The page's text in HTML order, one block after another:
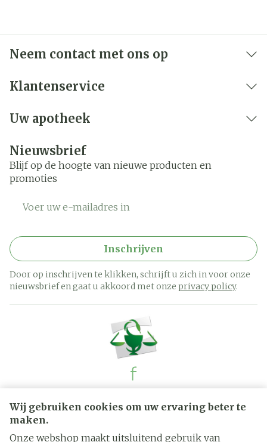
Wij gebruiken cookies om uw ervaring beter te
maken.
Onze webshop maakt uitsluitend gebruik van
Neem contact met ons op
Klantenservice
Uw apotheek
Nieuwsbrief
Blijf op de hoogte van nieuwe producten en
promoties
Inschrijven
Door op inschrijven te klikken, schrijft u zich in voor onze
nieuwsbrief en gaat u akkoord met onze privacy policy.
Juridische links